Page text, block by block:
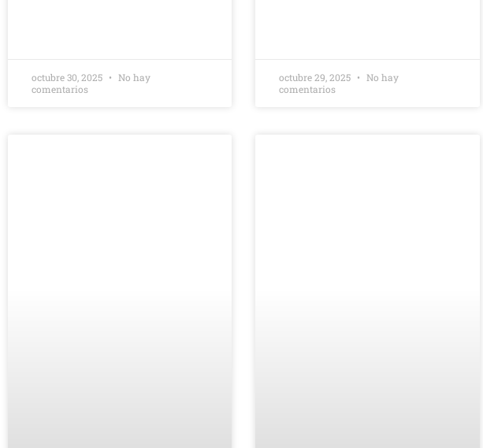
octubre 30, 2025
No hay
comentarios
octubre 29, 2025
No hay
comentarios